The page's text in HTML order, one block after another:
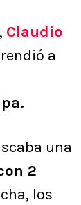
Claudio
a
una
2
los